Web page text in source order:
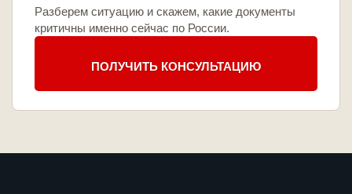
Разберем ситуацию и скажем, какие документы
критичны именно сейчас по России.
ПОЛУЧИТЬ КОНСУЛЬТАЦИЮ